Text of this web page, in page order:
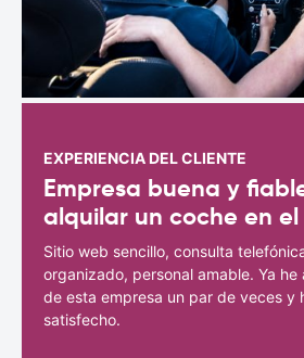
EXPERIENCIA DEL CLIENTE
Empresa buena y
alquilar un coche en
Sitio web sencillo, consulta
organizado, personal amable. Ya
de esta empresa un par de veces y
satisfecho.